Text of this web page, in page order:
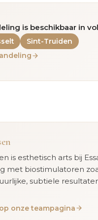
is beschikbaar in
Sint-Truiden
is esthetisch arts bij
met biostimulatoren
subtiele
onze teampagina